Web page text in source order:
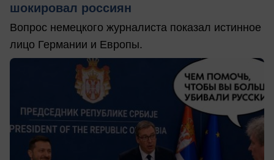
шокировал россиян
Вопрос немецкого журналиста показал истинное
лицо Германии и Европы.